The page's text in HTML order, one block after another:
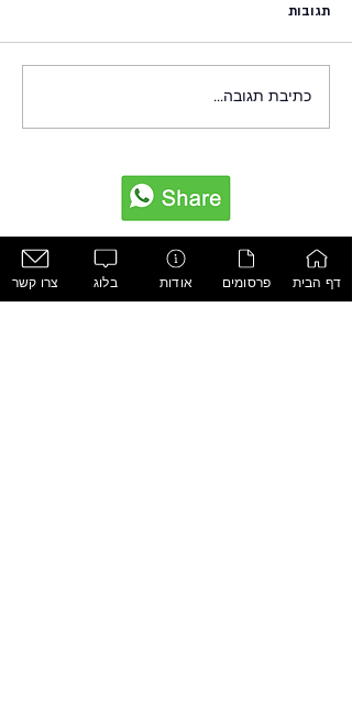
תגובות
כתיבת תגובה...
צרו קשר בלוג אודות פרסומים דף הבית